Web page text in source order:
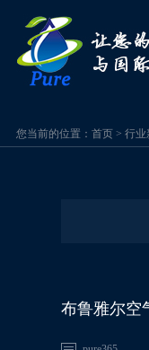
您当前的位置： 首页> 行业
布鲁雅尔空